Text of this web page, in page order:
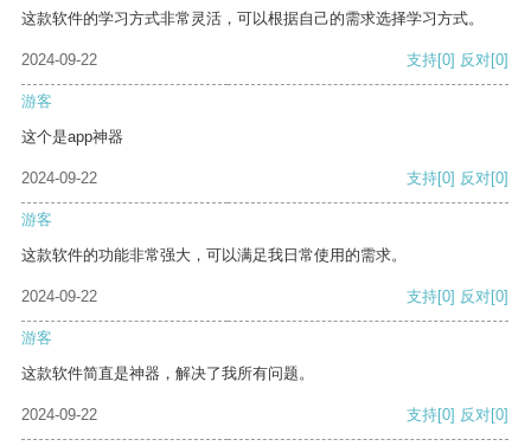
这款软件的学习方式非常灵活，可以根据自己的需求选择学习方式。
2024-09-22 支持[0] 反对[0]
游客
这个是app神器
2024-09-22 支持[0] 反对[0]
游客
这款软件的功能非常强大，可以满足我日常使用的需求。
2024-09-22 支持[0] 反对[0]
游客
这款软件简直是神器，解决了我所有问题。
2024-09-22 支持[0] 反对[0]